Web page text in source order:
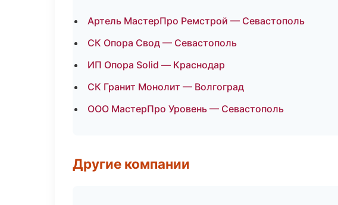
Артель МастерПро Ремстрой — Севастополь
СК Опора Свод — Севастополь
ИП Опора Solid — Краснодар
СК Гранит Монолит — Волгоград
ООО МастерПро Уровень — Севастополь
Другие компании